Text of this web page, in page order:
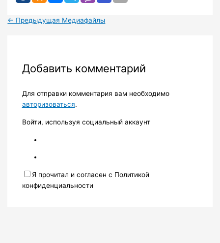
← Предыдущая Медиафайлы
Добавить комментарий
Для отправки комментария вам необходимо
авторизоваться.
Войти, используя социальный аккаунт
Я прочитал и согласен с Политикой
конфиденциальности